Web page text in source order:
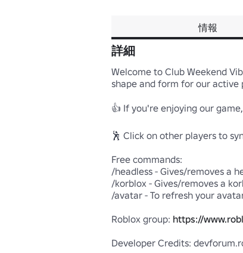
情報
詳細
Welcome to Club Weekend
shape and form for our active
👍 If you're enjoying our
🕺 Click on other players to
Free commands:
/headless - Gives/removes a
/korblox - Gives/removes a
/avatar - To refresh your
Roblox group: https://